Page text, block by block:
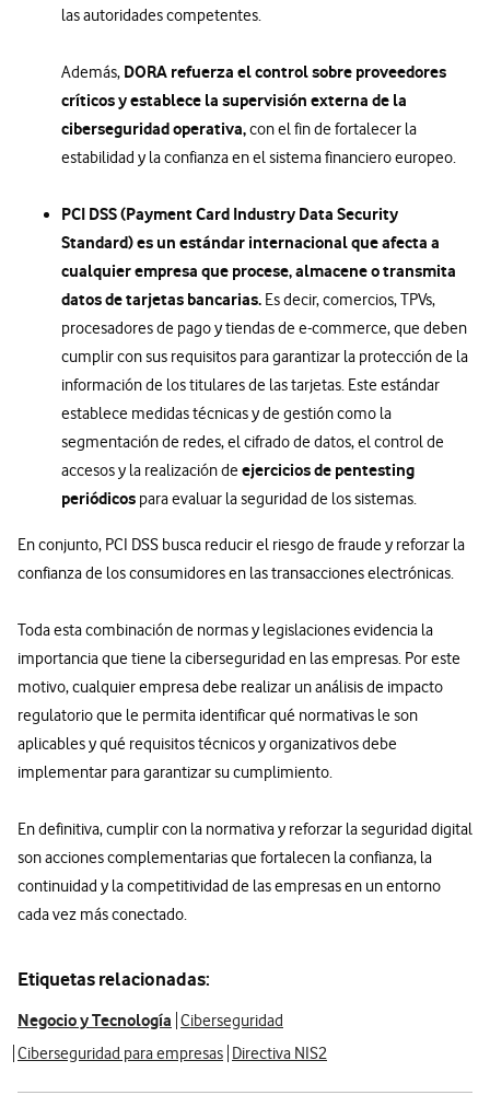
las autoridades competentes.
Además, DORA refuerza el control sobre proveedores
críticos y establece la supervisión externa de la
ciberseguridad operativa,con el fin de fortalecer la
estabilidad y la confianza en el sistema financiero europeo.
PCI DSS (Payment Card Industry Data Security
Standard) es un estándar internacional que afecta a
cualquier empresa que procese, almacene o transmita
datos de tarjetas bancarias. Es decir, comercios, TPVs,
procesadores de pago y tiendas de e-commerce, que deben
cumplir con sus requisitos para garantizar la protección de la
información de los titulares de las tarjetas. Este estándar
establece medidas técnicas y de gestión como la
segmentación de redes, el cifrado de datos, el control de
accesos y la realización deejercicios de pentesting
periódicos para evaluar la seguridad de los sistemas.
En conjunto, PCI DSS busca reducir el riesgo de fraude y reforzar la
confianza de los consumidores en las transacciones electrónicas.
Toda esta combinación de normas y legislaciones evidencia la
importancia que tiene la ciberseguridad en las empresas. Por este
motivo, cualquier empresa debe realizar un análisis de impacto
regulatorio que le permita identificar qué normativas le son
aplicables y qué requisitos técnicos y organizativos debe
implementar para garantizar su cumplimiento.
En definitiva, cumplir con la normativa y reforzar la seguridad digital
son acciones complementarias que fortalecen la confianza, la
continuidad y la competitividad de las empresas en un entorno
cada vez más conectado.
Etiquetas relacionadas:
Negocio y Tecnología Ciberseguridad
Ciberseguridad para empresas Directiva NIS2